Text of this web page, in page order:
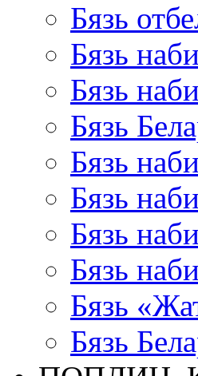
Бязь
Бязь
Бязь
Бязь
Бязь
Бязь
Бязь
Бязь
Бязь
Бязь